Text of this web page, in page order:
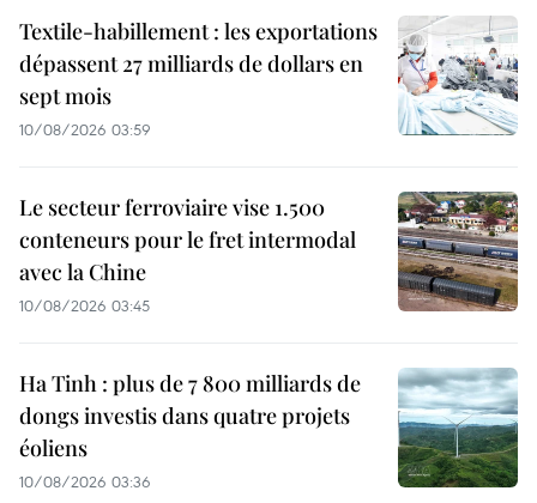
Textile-habillement : les exportations
dépassent 27 milliards de dollars en
sept mois
10/08/2026 03:59
Le secteur ferroviaire vise 1.500
conteneurs pour le fret intermodal
avec la Chine
10/08/2026 03:45
Ha Tinh : plus de 7 800 milliards de
dongs investis dans quatre projets
éoliens
10/08/2026 03:36